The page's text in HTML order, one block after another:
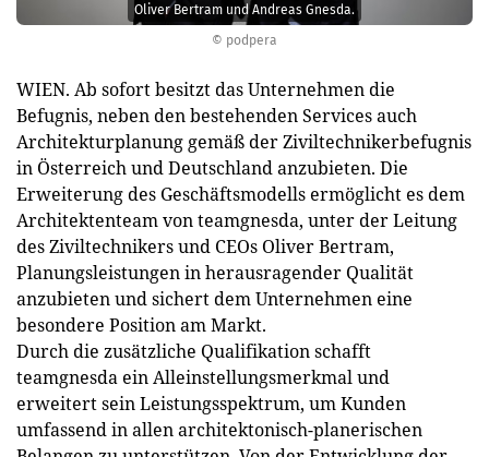
© podpera
Oliver Bertram und Andreas Gnesda.
WIEN. Ab sofort besitzt das Unternehmen die
Befugnis, neben den bestehenden Services auch
Architekturplanung gemäß der Ziviltechnikerbefugnis
in Österreich und Deutschland anzubieten. Die
Erweiterung des Geschäftsmodells ermöglicht es dem
Architektenteam von teamgnesda, unter der Leitung
des Ziviltechnikers und CEOs Oliver Bertram,
Planungsleistungen in herausragender Qualität
anzubieten und sichert dem Unternehmen eine
besondere Position am Markt.
Durch die zusätzliche Qualifikation schafft
teamgnesda ein Alleinstellungsmerkmal und
erweitert sein Leistungsspektrum, um Kunden
umfassend in allen architektonisch-planerischen